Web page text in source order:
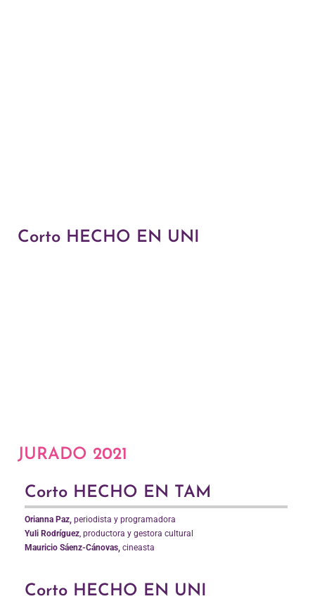
Corto HECHO EN UNI
JURADO 2021
Corto HECHO EN TAM
Orianna Paz, periodista y programadora
Yuli Rodríguez, productora y gestora cultural
Mauricio Sáenz-Cánovas, cineasta
Corto HECHO EN UNI